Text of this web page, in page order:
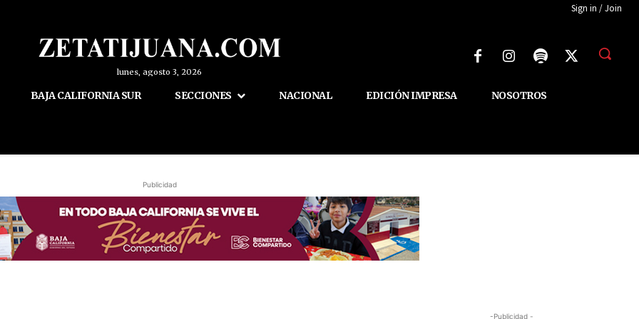
Sign in / Join
lunes, agosto 3, 2026
BAJA CALIFORNIA SUR SECCIONES NACIONAL EDICIÓN IMPRESA NOSOTROS
Publicidad
-Publicidad -